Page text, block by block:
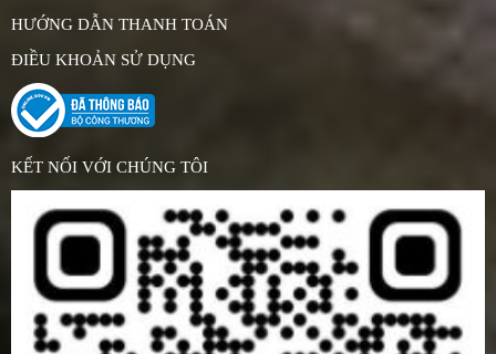
HƯỚNG DẪN THANH TOÁN
ĐIỀU KHOẢN SỬ DỤNG
KẾT NỐI VỚI CHÚNG TÔI